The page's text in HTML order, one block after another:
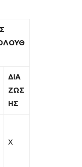
ΔΙΑ
ΖΩΣ
ΗΣ
Χ